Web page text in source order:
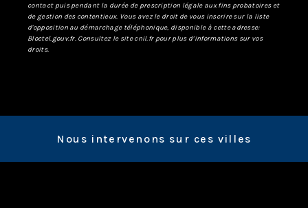
contact puis pendant la durée de prescription légale aux fins probatoires et
de gestion des contentieux. Vous avez le droit de vous inscrire sur la liste
d'opposition au démarchage téléphonique, disponible à cette adresse:
Bloctel.gouv.fr. Consultez le site cnil.fr pour plus d’informations sur vos
droits.
Nous intervenons sur ces villes